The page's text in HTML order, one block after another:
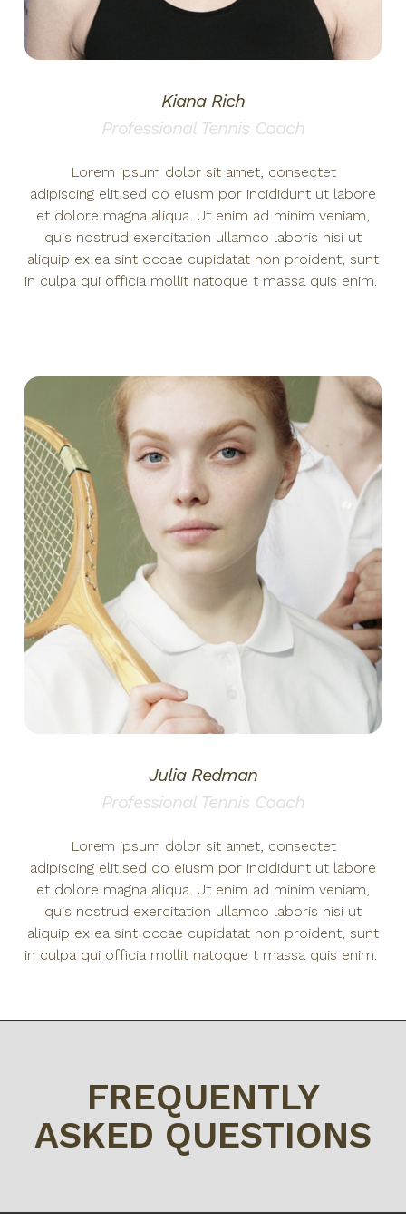
Kiana Rich
Professional Tennis Coach
Lorem ipsum dolor sit amet, consectet
adipiscing elit,sed do eiusm por incididunt ut labore
et dolore magna aliqua. Ut enim ad minim veniam,
quis nostrud exercitation ullamco laboris nisi ut
aliquip ex ea sint occae cupidatat non proident, sunt
in culpa qui officia mollit natoque t massa quis enim.
Julia Redman
Professional Tennis Coach
Lorem ipsum dolor sit amet, consectet
adipiscing elit,sed do eiusm por incididunt ut labore
et dolore magna aliqua. Ut enim ad minim veniam,
quis nostrud exercitation ullamco laboris nisi ut
aliquip ex ea sint occae cupidatat non proident, sunt
in culpa qui officia mollit natoque t massa quis enim.
FREQUENTLY
ASKED QUESTIONS